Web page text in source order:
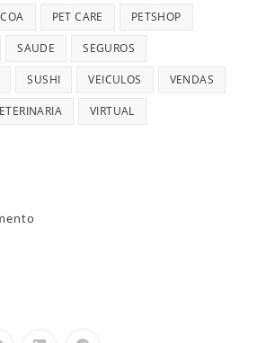
PET CARE PETSHOP
SAUDE SEGUROS
SUSHI VEICULOS VENDAS
VIRTUAL